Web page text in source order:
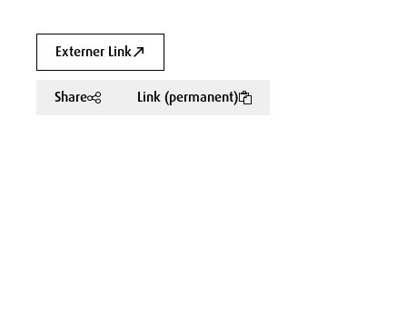
Externer Link
Share Link (permanent)